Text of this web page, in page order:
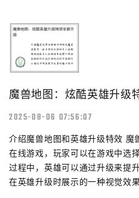
魔兽地图：炫酷英雄升级
2025-08-06 07:56:07
介绍魔兽地图和英雄升级特效
在线游戏，玩家可以在游戏中选
过程中，英雄可以通过升级来提
在英雄升级时展示的一种视觉效